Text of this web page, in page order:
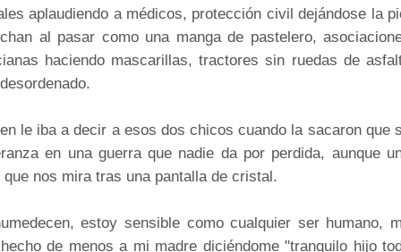
aplaudiendo a médicos, protección civil dejándose la
al pasar como una manga de pastelero,
haciendo mascarillas, tractores sin ruedas de
le iba a decir a esos dos chicos cuando la sacaron que
en una guerra que nadie da por perdida, aunque
nos mira tras una pantalla de cristal.
estoy sensible como cualquier ser humano,
de menos a mi madre diciéndome "tranquilo hijo